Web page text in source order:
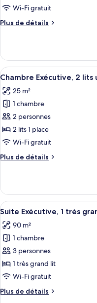
type
chambre :
très
grand
lit,
non-
fumeurs
Wi-Fi gratuit
Plus de détails
Plus
le
type
de
Chambre
Exécutive,
très
grand
lit,
non-
fumeurs
Afficher
toutes
les
photos
pour
ce
type
chambre :
2
lits
une
place,
non-
fumeurs
8
Chambre Exécutive, 2
25 m²
1 chambre
2 personnes
2 lits 1 place
Wi-Fi gratuit
Plus de détails
Plus
le
type
de
Chambre
Exécutive,
lits
une
place,
non-
fumeurs
Afficher
toutes
les
photos
pour
ce
type
chambre :
10
Suite Exécutive, 1 très
90 m²
1 chambre
3 personnes
1 très grand lit
Wi-Fi gratuit
Plus de détails
Plus